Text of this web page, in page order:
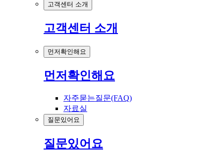
고객센터 소개
고객센터 소개
먼저확인해요
먼저확인해요
자주묻는질문(FAQ)
자료실
질문있어요
질문있어요